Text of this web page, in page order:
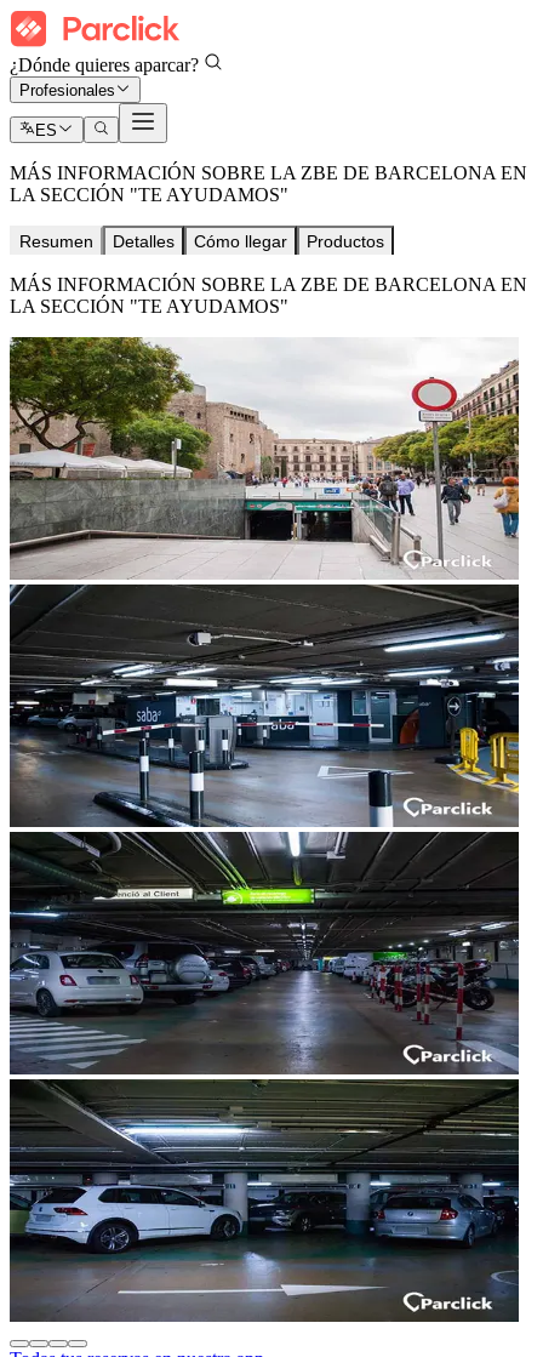
¿Dónde quieres aparcar?
Profesionales
ES
MÁS INFORMACIÓN SOBRE LA ZBE DE BARCELONA EN
LA SECCIÓN "TE AYUDAMOS"
Resumen Detalles Cómo llegar Productos
MÁS INFORMACIÓN SOBRE LA ZBE DE BARCELONA EN
LA SECCIÓN "TE AYUDAMOS"